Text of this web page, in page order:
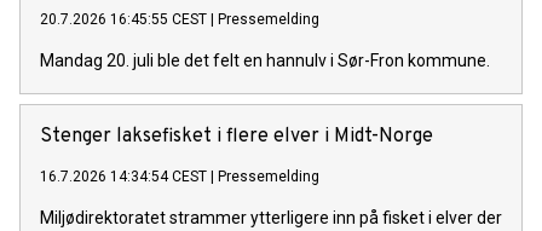
20.7.2026 16:45:55 CEST | Pressemelding
Mandag 20. juli ble det felt en hannulv i Sør-Fron kommune.
Stenger laksefisket i flere elver i Midt-Norge
16.7.2026 14:34:54 CEST | Pressemelding
Miljødirektoratet strammer ytterligere inn på fisket i elver der